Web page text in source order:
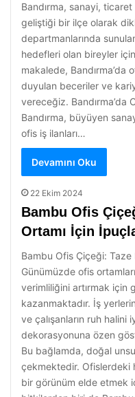
Bandırma, sanayi,
geliştiği bir ilçe olarak
departmanlarında
hedefleri olan bireyler
makalede, Bandırma’da
duyulan beceriler ve
vereceğiz. Bandırma’da
Bandırma, büyüyen
ofis iş ilanları…
Devamını Oku
22 Ekim 2024
Bambu Ofis
Ortamı İçin
Bambu Ofis Çiçeği: Taze
Günümüzde ofis
verimliliğini artırmak için
kazanmaktadır. İş
ve çalışanların ruh halini
dekorasyonuna özen
Bu bağlamda, doğal
çekmektedir. Ofislerdeki
bir görünüm elde etmek